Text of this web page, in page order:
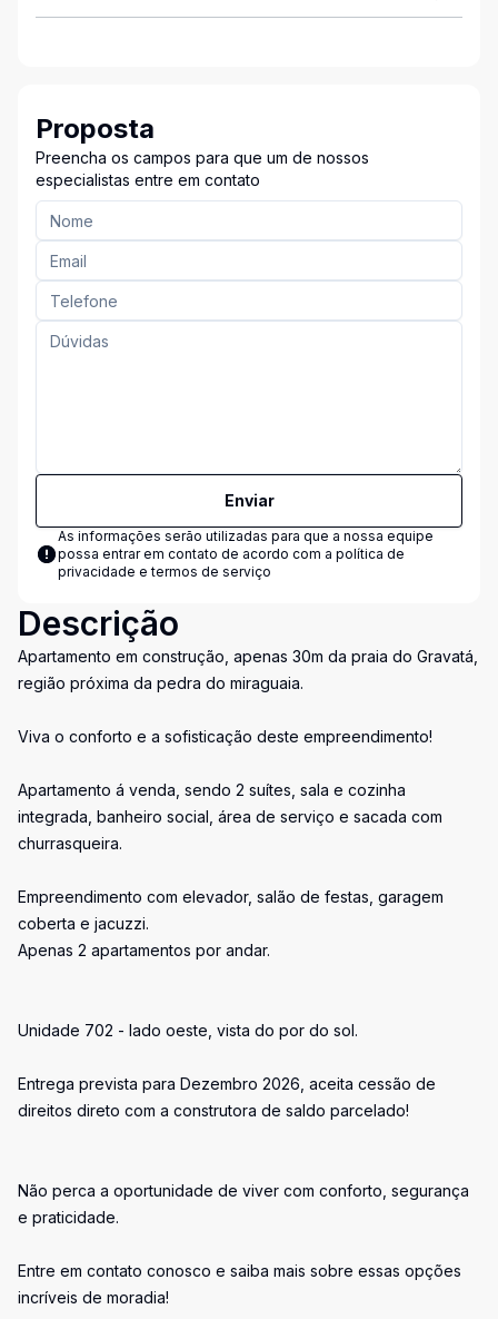
Proposta
Preencha os campos para que um de nossos
especialistas entre em contato
Enviar
As informações serão utilizadas para que a nossa equipe
possa entrar em contato de acordo com a política de
privacidade e termos de serviço
Descrição
Apartamento em construção, apenas 30m da praia do Gravatá,
região próxima da pedra do miraguaia.
Viva o conforto e a sofisticação deste empreendimento!
Apartamento á venda, sendo 2 suítes, sala e cozinha
integrada, banheiro social, área de serviço e sacada com
churrasqueira.
Empreendimento com elevador, salão de festas, garagem
coberta e jacuzzi.
Apenas 2 apartamentos por andar.
Unidade 702 - lado oeste, vista do por do sol.
Entrega prevista para Dezembro 2026, aceita cessão de
direitos direto com a construtora de saldo parcelado!
Não perca a oportunidade de viver com conforto, segurança
e praticidade.
Entre em contato conosco e saiba mais sobre essas opções
incríveis de moradia!